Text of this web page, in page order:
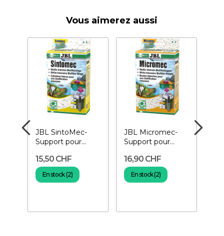
Vous aimerez aussi
JBL SintoMec-
Support pour
15,50 CHF
En stock (2)
JBL Micromec-
Support pour
16,90 CHF
En stock (2)